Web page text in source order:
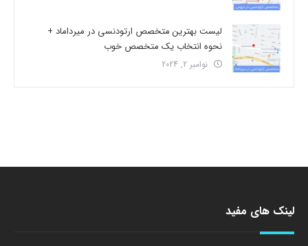
لیست بهترین متخصص ارتودنسی در میرداماد +
نحوه انتخاب یک متخصص خوب
نوامبر 2, 2024
لینک های مفید